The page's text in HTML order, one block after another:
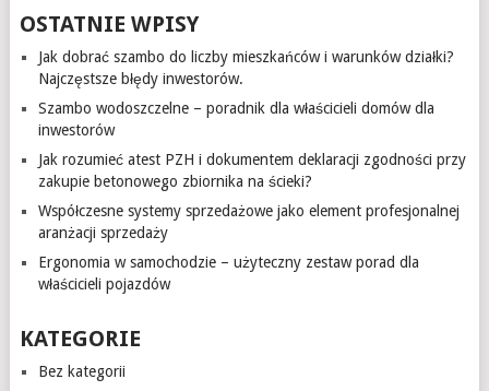
OSTATNIE WPISY
Jak dobrać szambo do liczby mieszkańców i warunków działki?
Najczęstsze błędy inwestorów.
Szambo wodoszczelne – poradnik dla właścicieli domów dla
inwestorów
Jak rozumieć atest PZH i dokumentem deklaracji zgodności przy
zakupie betonowego zbiornika na ścieki?
Współczesne systemy sprzedażowe jako element profesjonalnej
aranżacji sprzedaży
Ergonomia w samochodzie – użyteczny zestaw porad dla
właścicieli pojazdów
KATEGORIE
Bez kategorii